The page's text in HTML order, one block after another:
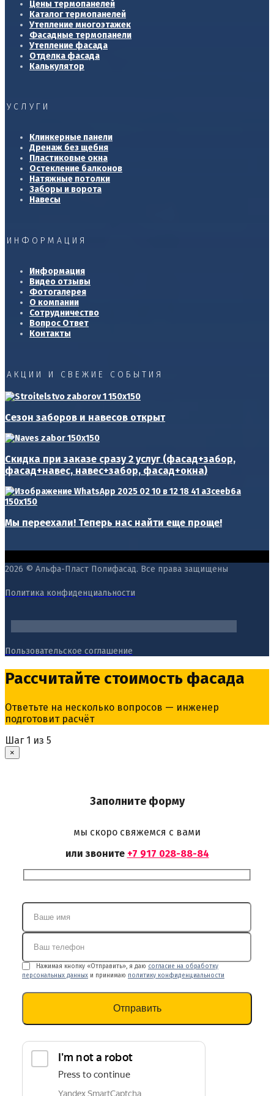
Цены термопанелей
Каталог термопанелей
Утепление многоэтажек
Фасадные термопанели
Утепление фасада
Отделка фасада
Калькулятор
УСЛУГИ
Клинкерные панели
Дренаж без щебня
Пластиковые окна
Остекление балконов
Натяжные потолки
Заборы и ворота
Навесы
ИНФОРМАЦИЯ
Информация
Видео отзывы
Фотогалерея
О компании
Сотрудничество
Вопрос Ответ
Контакты
АКЦИИ И СВЕЖИЕ СОБЫТИЯ
Сезон заборов и навесов открыт
Скидка при заказе сразу 2 услуг (фасад+забор,
фасад+навес, навес+забор, фасад+окна)
Мы переехали! Теперь нас найти еще проще!
2026 © Альфа-Пласт Полифасад. Все права защищены
Политика конфиденциальности
Пользовательское соглашение
Рассчитайте стоимость фасада
Ответьте на несколько вопросов — инженер
подготовит расчёт
Шаг 1 из 5
×
Заполните форму
мы скоро свяжемся с вами
или звоните +7 917 028-88-84
Нажимая кнопку «Отправить», я даю согласие на обработку
персональных данных и принимаю политику конфиденциальности